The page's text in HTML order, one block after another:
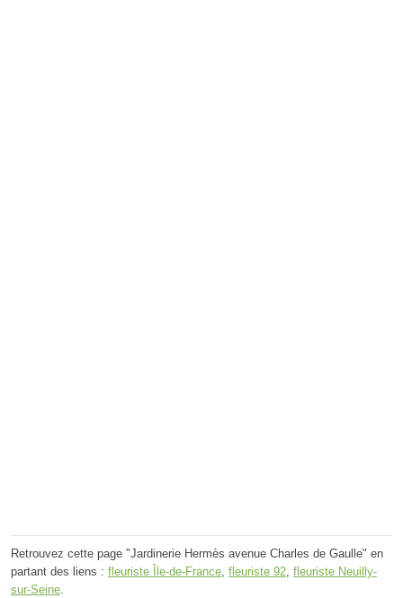
Retrouvez cette page "Jardinerie Hermès avenue Charles de Gaulle" en
partant des liens : fleuriste Île-de-France fleuriste 92 fleuriste Neuilly-
sur-Seine